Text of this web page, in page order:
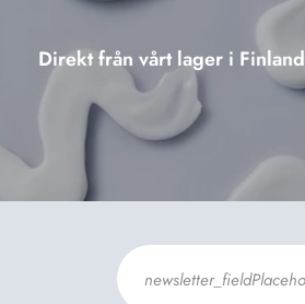
Direkt från vårt lager i Finland